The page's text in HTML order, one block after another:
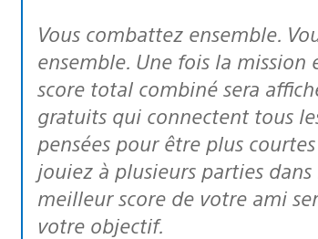
Vous combattez ensemble. Vous mourez ensemble. Et vous marquez des points
ensemble. Une fois la
score total combiné sera
gratuits qui connectent tous
pensées pour être plus
jouiez à plusieurs parties
meilleur score de votre ami
votre objectif.